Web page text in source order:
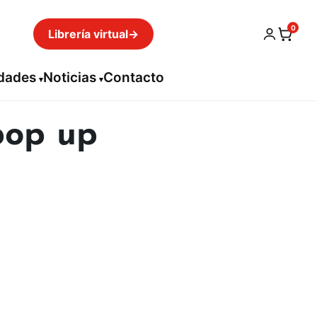
Librería virtual→ 0
Noticias Contacto
up